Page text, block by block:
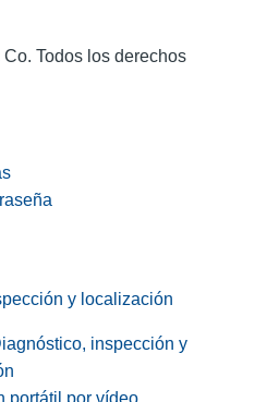
Todos los derechos
y localización
inspección y
portátil por vídeo